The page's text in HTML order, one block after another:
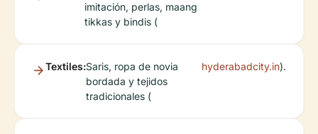
imitación, perlas, maang
tikkas y bindis (
Textiles:Saris, ropa de novia
bordada y tejidos
tradicionales (
hyderabadcity.in).